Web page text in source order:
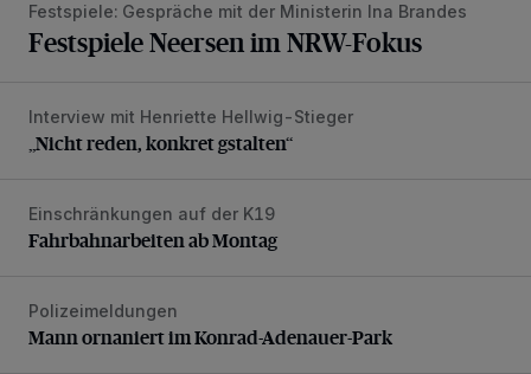
Festspiele: Gespräche mit der Ministerin Ina Brandes
Festspiele Neersen im NRW-Fokus
„Nicht reden, konkret gstalten“
Interview mit Henriette Hellwig-Stieger
„Nicht reden, konkret gstalten“
Fahrbahnarbeiten ab Montag
Einschränkungen auf der K19
Fahrbahnarbeiten ab Montag
Mann ornaniert im Konrad-Adenauer-Park
Polizeimeldungen
Mann ornaniert im Konrad-Adenauer-Park